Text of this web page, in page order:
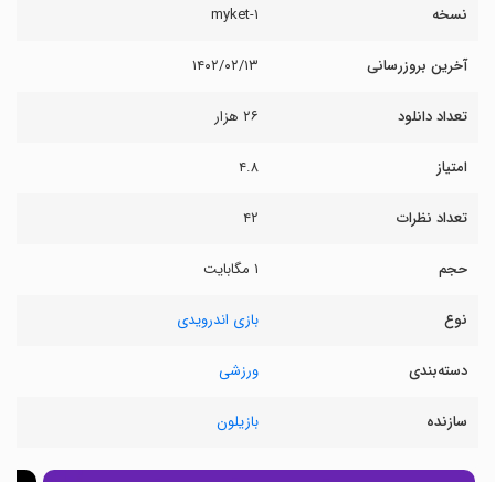
نسخه ۱-myket
آخرین بروزرسانی ۱۴۰۲/۰۲/۱۳
تعداد دانلود ۲۶ هزار
امتیاز ۴.۸
تعداد نظرات ۴۲
حجم ۱ مگابایت
نوع بازی اندرویدی
دسته‌بندی ورزشی
سازنده بازیلون